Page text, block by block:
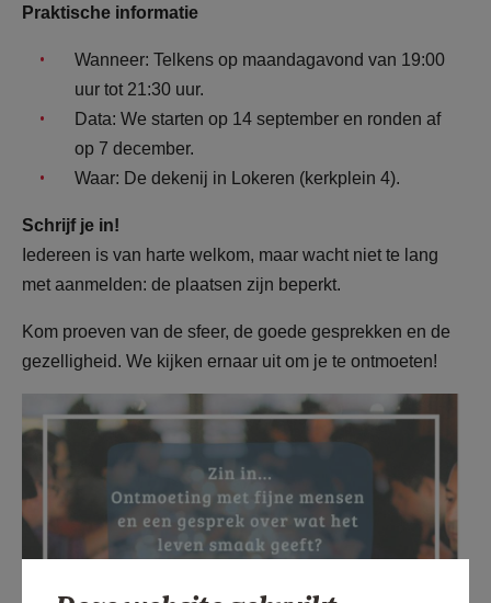
Praktische informatie
Wanneer: Telkens op maandagavond van 19:00
uur tot 21:30 uur.
Data: We starten op 14 september en ronden af
op 7 december.
Waar: De dekenij in Lokeren (kerkplein 4).
Schrijf je in!
Iedereen is van harte welkom, maar wacht niet te lang
met aanmelden: de plaatsen zijn beperkt.
Kom proeven van de sfeer, de goede gesprekken en de
gezelligheid. We kijken ernaar uit om je te ontmoeten!
Alpha 2026.jpeg